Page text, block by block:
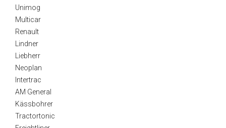
Unimog
Multicar
Renault
Lindner
Liebherr
Neoplan
Intertrac
AM General
Kässbohrer
Tractortonic